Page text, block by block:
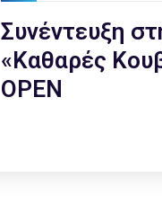
Συνέντευξη
«Καθαρές
OPEN